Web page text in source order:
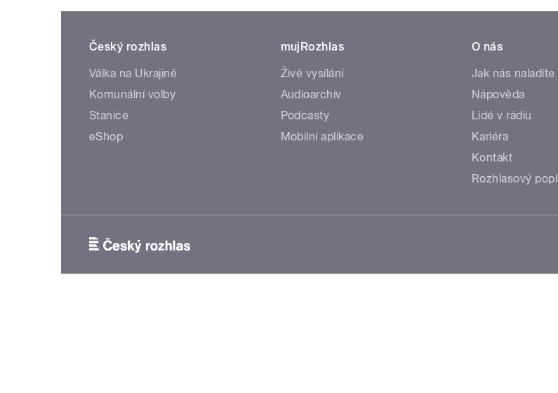
Český rozhlas
Válka na Ukrajině
Komunální volby
Stanice
eShop
mujRozhlas
Živé vysílání
Audioarchiv
Podcasty
Mobilní aplikace
O nás
Jak nás naladíte
Nápověda
Lidé v rádiu
Kariéra
Kontakt
Rozhlasový